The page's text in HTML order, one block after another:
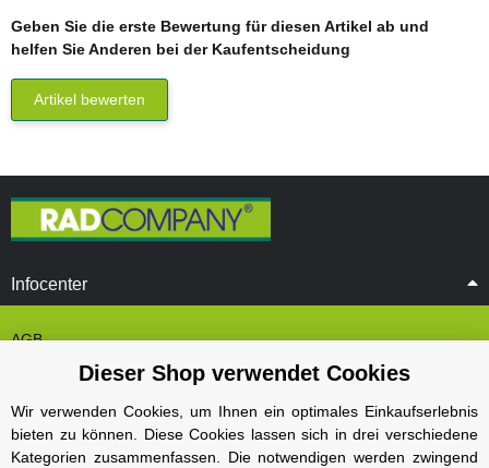
Geben Sie die erste Bewertung für diesen Artikel ab und
helfen Sie Anderen bei der Kaufentscheidung
Artikel bewerten
Infocenter
AGB
Cookie Einstelungen
Datenschutz
Impressum
Dieser Shop verwendet Cookies
Wir verwenden Cookies, um Ihnen ein optimales Einkaufserlebnis
bieten zu können. Diese Cookies lassen sich in drei verschiedene
Kategorien zusammenfassen. Die notwendigen werden zwingend